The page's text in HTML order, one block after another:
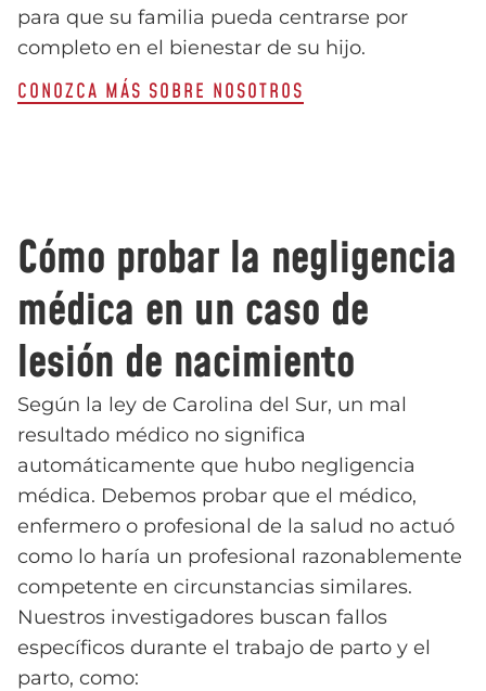
CONOZCA MÁS SOBRE NOSOTROS
para que su familia pueda centrarse por
completo en el bienestar de su hijo.
Cómo probar la negligencia
médica en un caso de
lesión de nacimiento
Según la ley de Carolina del Sur, un mal
resultado médico no significa
automáticamente que hubo negligencia
médica. Debemos probar que el médico,
enfermero o profesional de la salud no actuó
como lo haría un profesional razonablemente
competente en circunstancias similares.
Nuestros investigadores buscan fallos
específicos durante el trabajo de parto y el
parto, como: